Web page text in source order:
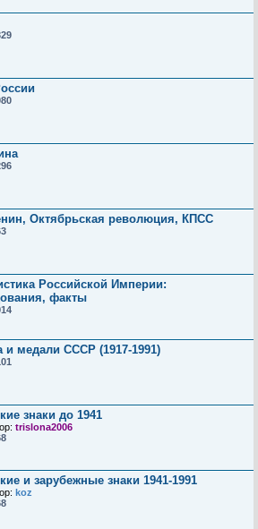
Октябрьская революция, КПСС
Российской Империи:
факты
и медали СССР (1917-1991)
знаки до 1941
trislona2006
и зарубежные знаки 1941-1991
koz